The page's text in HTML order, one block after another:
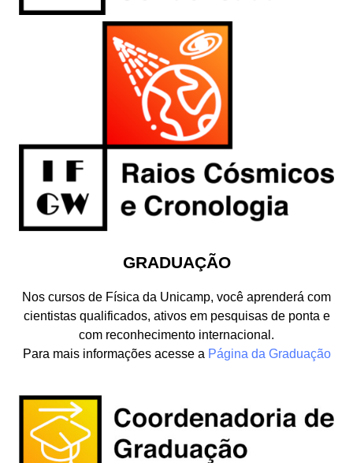
GRADUAÇÃO
Nos cursos de Física da Unicamp, você aprenderá com
cientistas qualificados, ativos em pesquisas de ponta e
com reconhecimento internacional.
Para mais informações acesse a Página da Graduação